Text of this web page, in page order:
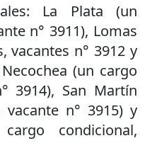
La Plata (un
n° 3911), Lomas
vacantes n° 3912 y
(un cargo
3914), San Martín
n° 3915) y
condicional,